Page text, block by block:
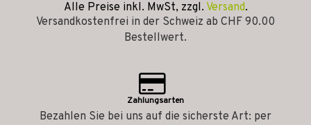
Alle Preise inkl. MwSt, zzgl. Versand.
Versandkostenfrei in der Schweiz ab CHF 90.00
Bestellwert.
Zahlungsarten
Bezahlen Sie bei uns auf die sicherste Art: per